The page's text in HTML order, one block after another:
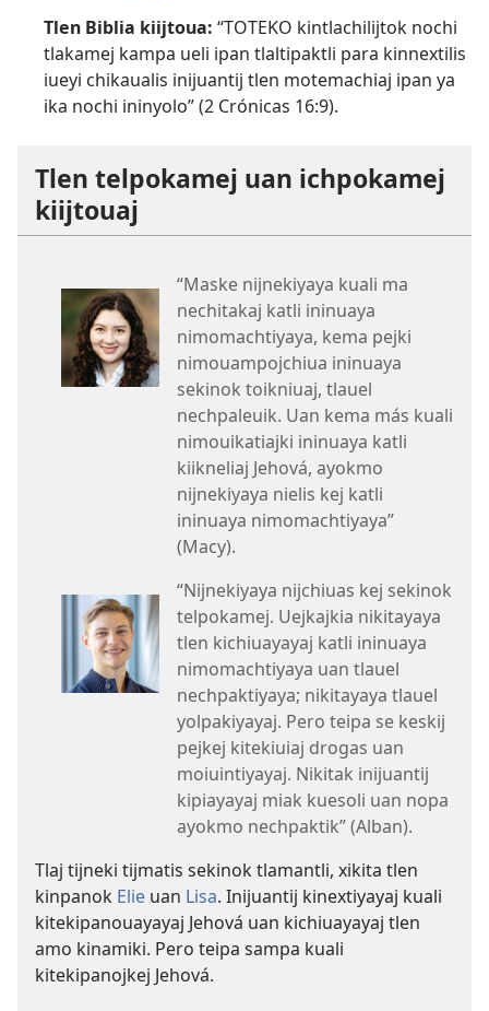
Tlen Biblia kiijtoua: “TOTEKO kintlachilijtok nochi
tlakamej kampa ueli ipan tlaltipaktli para kinnextilis
iueyi chikaualis inijuantij tlen motemachiaj ipan ya
ika nochi ininyolo” (2 Crónicas 16:9).
Tlen telpokamej uan ichpokamej
kiijtouaj
“Maske nijnekiyaya kuali ma
nechitakaj katli ininuaya
nimomachtiyaya, kema pejki
nimouampojchiua ininuaya
sekinok toikniuaj, tlauel
nechpaleuik. Uan kema más kuali
nimouikatiajki ininuaya katli
kiikneliaj Jehová, ayokmo
nijnekiyaya nielis kej katli
ininuaya nimomachtiyaya”
(Macy).
“Nijnekiyaya nijchiuas kej sekinok
telpokamej. Uejkajkia nikitayaya
tlen kichiuayayaj katli ininuaya
nimomachtiyaya uan tlauel
nechpaktiyaya; nikitayaya tlauel
yolpakiyayaj. Pero teipa se keskij
pejkej kitekiuiaj drogas uan
moiuintiyayaj. Nikitak inijuantij
kipiayayaj miak kuesoli uan nopa
ayokmo nechpaktik” (Alban).
Tlaj tijneki tijmatis sekinok tlamantli, xikita tlen
kinpanok Elie uan Lisa. Inijuantij kinextiyayaj kuali
kitekipanouayayaj Jehová uan kichiuayayaj tlen
amo kinamiki. Pero teipa sampa kuali
kitekipanojkej Jehová.